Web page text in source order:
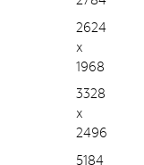
2624
x
1968
3328
x
2496
5184